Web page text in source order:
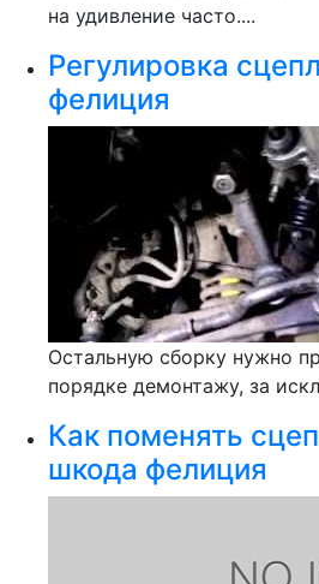
на удивление часто....
Регулировка
фелиция
Остальную сборку нужно
порядке демонтажу, за
Как поменять
шкода фелиция